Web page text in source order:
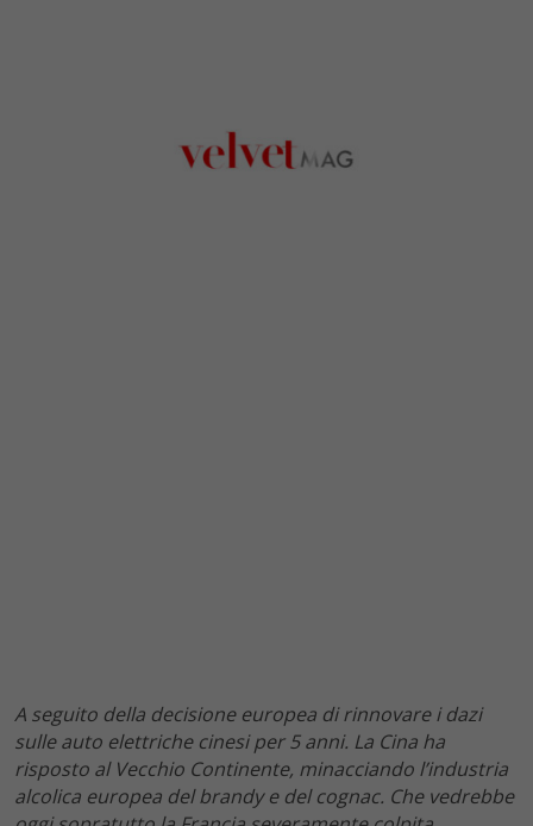
A seguito della decisione europea di rinnovare i dazi
sulle auto elettriche cinesi per 5 anni. La Cina ha
risposto al Vecchio Continente, minacciando l’industria
alcolica europea del brandy e del cognac. Che vedrebbe